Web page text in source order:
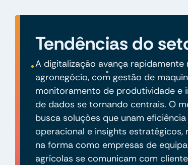
Tendências do
A digitalização avança rapidamente
agronegócio, com gestão de
monitoramento de produtividade e
de dados se tornando centrais. O
busca soluções que unam eficiência
operacional e insights estratégicos,
na forma como empresas de
agrícolas se comunicam com